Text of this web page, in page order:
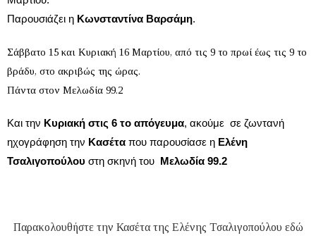
Παρουσιάζει η Κωνσταντίνα Βαρσάμη.
Σάββατο 15 και Κυριακή 16 Μαρτίου, από τις 9 το πρωί έως τις 9 το
βράδυ, στο ακριβώς της ώρας.
Πάντα στον Μελωδία 99.2
Και την Κυριακή στις 6 το απόγευμα, ακούμε σε ζωντανή
ηχογράφηση την Κασέτα που παρουσίασε η Ελένη
Τσαλιγοπούλου στη σκηνή του Μελωδία 99.2
Παρακολουθήστε την Κασέτα της Ελένης Τσαλιγοπούλου εδώ